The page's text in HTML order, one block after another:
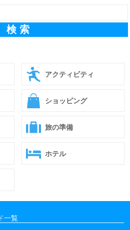
アクティビティ
ショッピング
旅の準備
ホテル
一覧